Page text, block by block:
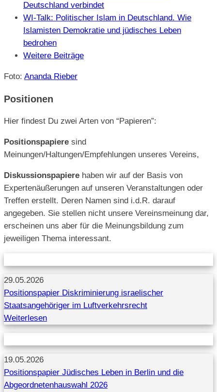
Deutschland verbindet
WI-Talk: Politischer Islam in Deutschland. Wie
Islamisten Demokratie und jüdisches Leben
bedrohen
Weitere Beiträge
Foto: Ananda Rieber
Positionen
Hier findest Du zwei Arten von “Papieren”:
Positionspapiere sind
Meinungen/Haltungen/Empfehlungen unseres Vereins,
Diskussionspapiere haben wir auf der Basis von
Expertenäußerungen auf unseren Veranstaltungen oder
Treffen erstellt. Deren Namen sind i.d.R. darauf
angegeben. Sie stellen nicht unsere Vereinsmeinung dar,
erscheinen uns aber für die Meinungsbildung zum
jeweiligen Thema interessant.
29.05.2026
Positionspapier Diskriminierung israelischer
Staatsangehöriger im Luftverkehrsrecht
Weiterlesen
19.05.2026
Positionspapier Jüdisches Leben in Berlin und die
Abgeordnetenhauswahl 2026